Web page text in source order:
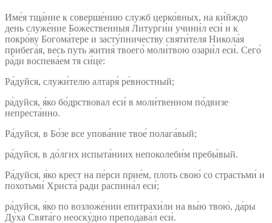
Име́я тща́ние к соверше́нию служб церко́вных, на ки́йждо
день служе́ние Боже́ственныя Литурги́и учини́л еси́ и к
покро́ву Богома́тере и засту́пничеству святи́теля Никола́я
прибега́я, весь путь жития́ твоего́ моли́твою озари́л еси́. Сего́
ра́ди воспева́ем тя си́це:
Ра́дуйся, служи́телю алтаря́ ре́вностный;
ра́дуйся, я́ко бо́дрствовал еси́ в моли́твенном по́двизе
непреста́нно.
Ра́дуйся, в Бо́зе все упова́ние твое́ полага́вый;
ра́дуйся, в до́лгих испыта́ниих непоколеби́м пребы́вый.
Ра́дуйся, я́ко крест на пе́рси прие́м, плоть свою́ со страстьми́ и
похотьми́ Христа́ ради распина́л еси́;
ра́дуйся, я́ко по возложе́нии епитрахи́ли на вы́ю твою́, да́ры
Ду́ха Свята́го неоску́дно преподава́л еси́.